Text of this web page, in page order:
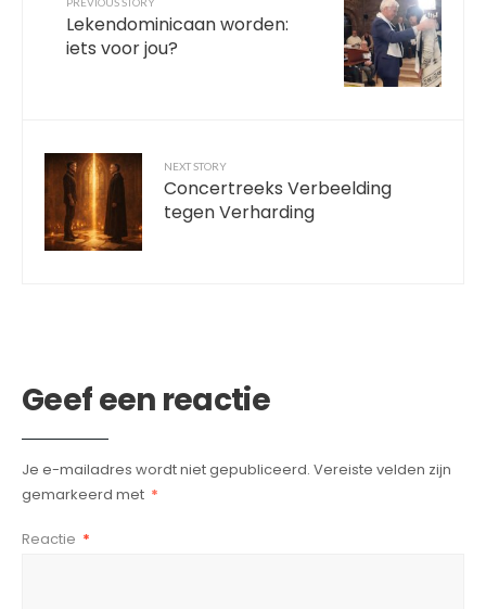
Lekendominicaan worden:
iets voor jou?
NEXT STORY
Concertreeks Verbeelding
tegen Verharding
Geef een reactie
Je e-mailadres wordt niet gepubliceerd. Vereiste velden zijn
gemarkeerd met *
Reactie *